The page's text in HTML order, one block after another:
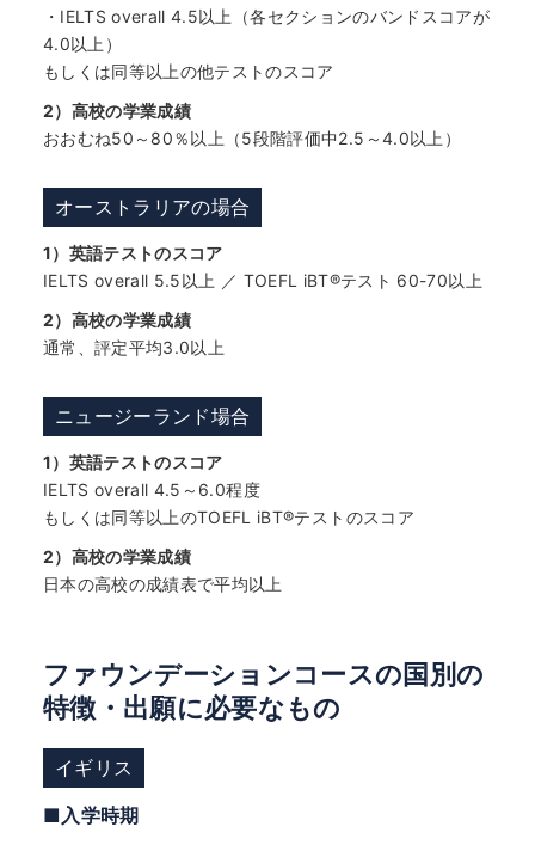
・IELTS overall 4.5以上（各セクションのバンドスコアが
4.0以上）
もしくは同等以上の他テストのスコア
2）高校の学業成績
おおむね50～80％以上（5段階評価中2.5～4.0以上）
オーストラリアの場合
1）英語テストのスコア
IELTS overall 5.5以上 ／ TOEFL iBT®テスト 60-70以上
2）高校の学業成績
通常、評定平均3.0以上
ニュージーランド場合
1）英語テストのスコア
IELTS overall 4.5～6.0程度
もしくは同等以上のTOEFL iBT®テストのスコア
2）高校の学業成績
日本の高校の成績表で平均以上
ファウンデーションコースの国別の
特徴・出願に必要なもの
イギリス
■入学時期